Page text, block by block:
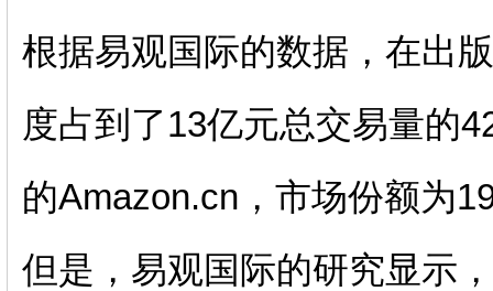
根据易观国际的数据，在出
度占到了13亿元总交易量的
的Amazon.cn，市场份额为
但是，易观国际的研究显示